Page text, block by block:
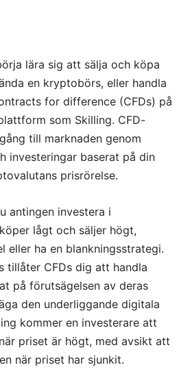
lära sig att sälja och köpa
en kryptobörs, eller handla
for difference (CFDs) på
som Skilling. CFD-
till marknaden genom
investeringar baserat på din
prisrörelse.
antingen investera i
lågt och säljer högt,
eller ha en blankningsstrategi.
tillåter CFDs dig att handla
på förutsägelsen av deras
den underliggande digitala
kommer en investerare att
priset är högt, med avsikt att
när priset har sjunkit.